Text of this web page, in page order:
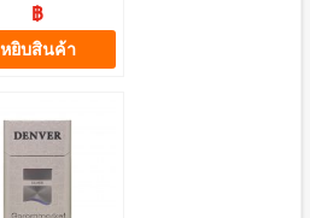
฿
หยิบสินค้า